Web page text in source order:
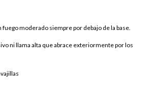
moderado siempre por debajo de la base.
ni llama alta que abrace exteriormente por los